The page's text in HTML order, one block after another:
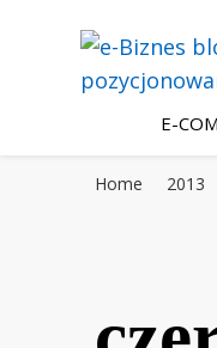
e-
Blog
E-
Home 2013